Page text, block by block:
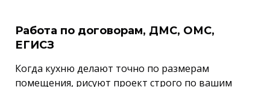
Работа по договорам, ДМС, ОМС,
ЕГИСЗ
Когда кухню делают точно по размерам
помещения, рисуют проект строго по вашим